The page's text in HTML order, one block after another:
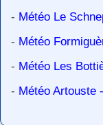
- Météo Le
- Météo
- Météo Les
- Météo Artouste